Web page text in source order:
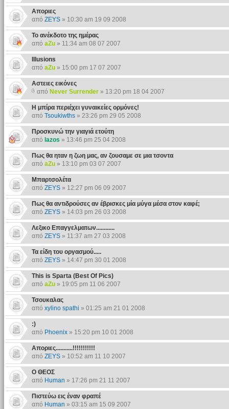
Αποριες
από ZEYS» 10:30 am 19 09 2008
Το ανέκδοτο της ημέρας
από aZu» 11:34 am 08 07 2007
Illusions
από aZu» 15:00 pm 17 07 2007
Αστειες εικόνες
από Never Surrender» 13:20 pm 18 04 2007
H μπίρα περιέχει γυναικείες ορμόνες!
από Tsoukiwths» 23:26 pm 29 05 2008
Προσκυνώ την γιαγιά ετούτη
από lazos » 13:46 pm 25 04 2008
Πως θα ηταν η ζωη μας, αν ζουσαμε σε μια τσοντα
από aZu» 13:10 pm 03 07 2007
Μπαρτσολέτα
από ZEYS» 12:27 pm 06 09 2007
Πως θα αντιδρούσες αν έβρισκες μία μύγα μέσα στον καφέ;
από ZEYS» 14:03 pm 26 03 2008
Λεξικο Επαγγελματων............
από ZEYS» 11:37 am 27 03 2008
Τα είδη του οργασμού.....
από ZEYS» 14:47 pm 30 01 2008
This is Sparta (Best Of Pics)
από aZu» 19:05 pm 11 06 2007
Τσουκαλας
από xylino spathi » 01:25 am 21 01 2008
:)
από Phoenix» 15:20 pm 10 01 2008
Αποριες...........!!!!!!!!!!!
από ZEYS» 10:52 am 11 10 2007
Ο ΘΕΟΣ
από Human » 17:26 pm 21 11 2007
Πιστεύω εις έναν φραπέ
από Human » 03:15 am 15 09 2007